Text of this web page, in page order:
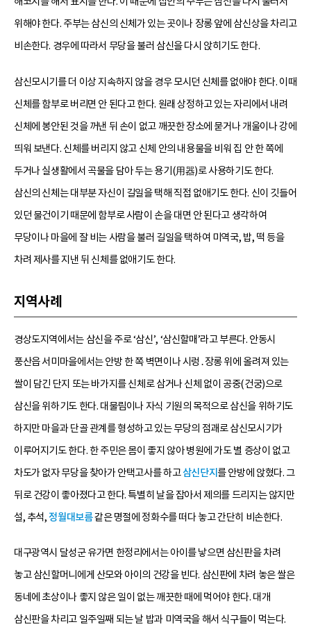
위해야 한다. 주부는 삼신의 신체가 있는 곳이나 장롱 앞에 삼신상을 차리고
비손한다. 경우에 따라서 무당을 불러 삼신을 다시 앉히기도 한다.
삼신모시기를 더 이상 지속하지 않을 경우 모시던 신체를 없애야 한다. 이때
신체를 함부로 버리면 안 된다고 한다. 원래 상정하고 있는 자리에서 내려
신체에 봉안된 것을 꺼낸 뒤 손이 없고 깨끗한 장소에 묻거나 개울이나 강에
띄워 보낸다. 신체를 버리지 않고 신체 안의 내용물을 비워 집 안 한 쪽에
두거나 실생활에서 곡물을 담아 두는 용기(用器)로 사용하기도 한다.
삼신의 신체는 대부분 자신이 길일을 택해 직접 없애기도 한다. 신이 깃들어
있던 물건이기 때문에 함부로 사람이 손을 대면 안 된다고 생각하여
무당이나 마을에 잘 비는 사람을 불러 길일을 택하여 미역국, 밥, 떡 등을
차려 제사를 지낸 뒤 신체를 없애기도 한다.
지역사례
경상도지역에서는 삼신을 주로 ‘삼신’, ‘삼신할매’라고 부른다. 안동시
풍산읍 서미마을에서는 안방 한 쪽 벽면이나 시렁․장롱 위에 올려져 있는
쌀이 담긴 단지 또는 바가지를 신체로 삼거나 신체 없이 공중(건궁)으로
삼신을 위하기도 한다. 대물림이나 자식 기원의 목적으로 삼신을 위하기도
하지만 마을과 단골 관계를 형성하고 있는 무당의 점괘로 삼신모시기가
이루어지기도 한다. 한 주민은 몸이 좋지 않아 병원에 가도 별 증상이 없고
차도가 없자 무당을 찾아가 안택고사를 하고삼신단지 를 안방에 앉혔다. 그
뒤로 건강이 좋아졌다고 한다. 특별히 날을 잡아서 제의를 드리지는 않지만
설, 추석,정월대보름같은 명절에 정화수를 떠다 놓고 간단히 비손한다.
대구광역시 달성군 유가면 한정리에서는 아이를 낳으면 삼신판을 차려
놓고 삼신할머니에게 산모와 아이의 건강을 빈다. 삼신판에 차려 놓은 쌀은
동네에 초상이나 좋지 않은 일이 없는 깨끗한 때에 먹어야 한다. 대개
삼신판을 차리고 일주일째 되는 날 밥과 미역국을 해서 식구들이 먹는다.